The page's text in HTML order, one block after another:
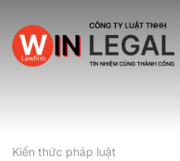
qua
nội
dung
Kiến thức pháp luật